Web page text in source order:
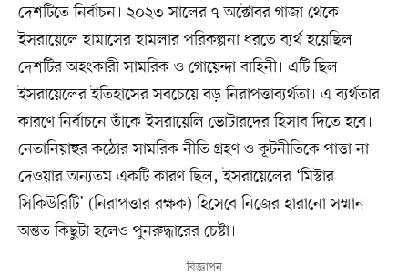
দেশটিতে নির্বাচন। ২০২৩ সালের ৭ অক্টোবর গাজা থেকে
ইসরায়েলে হামাসের হামলার পরিকল্পনা ধরতে ব্যর্থ হয়েছিল
দেশটির অহংকারী সামরিক ও গোয়েন্দা বাহিনী। এটি ছিল
ইসরায়েলের ইতিহাসের সবচেয়ে বড় নিরাপত্তাব্যর্থতা। এ ব্যর্থতার
কারণে নির্বাচনে তাঁকে ইসরায়েলি ভোটারদের হিসাব দিতে হবে।
নেতানিয়াহুর কঠোর সামরিক নীতি গ্রহণ ও কূটনীতিকে পাত্তা না
দেওয়ার অন্যতম একটি কারণ ছিল, ইসরায়েলের ‘মিস্টার
সিকিউরিটি’ (নিরাপত্তার রক্ষক) হিসেবে নিজের হারানো সম্মান
অন্তত কিছুটা হলেও পুনরুদ্ধারের চেষ্টা।